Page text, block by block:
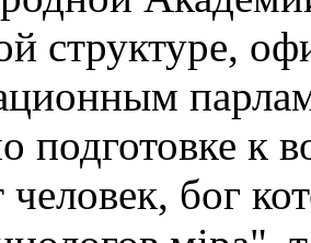
структуре,
подготовке к
человек, бог